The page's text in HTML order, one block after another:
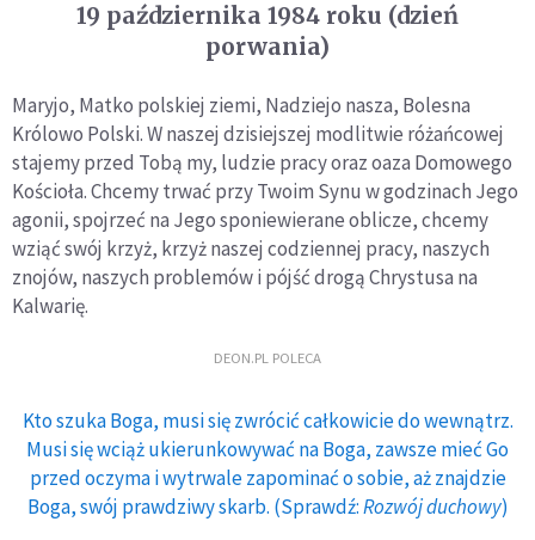
19 października 1984 roku (dzień
porwania)
Maryjo, Matko polskiej ziemi, Nadziejo nasza, Bolesna
Królowo Polski. W naszej dzisiejszej modlitwie różańcowej
stajemy przed Tobą my, ludzie pracy oraz oaza Domowego
Kościoła. Chcemy trwać przy Twoim Synu w godzinach Jego
agonii, spojrzeć na Jego sponiewierane oblicze, chcemy
wziąć swój krzyż, krzyż naszej codziennej pracy, naszych
znojów, naszych problemów i pójść drogą Chrystusa na
Kalwarię.
DEON.PL POLECA
Kto szuka Boga, musi się zwrócić całkowicie do wewnątrz.
Musi się wciąż ukierunkowywać na Boga, zawsze mieć Go
przed oczyma i wytrwale zapominać o sobie, aż znajdzie
Boga, swój prawdziwy skarb. (Sprawdź:Rozwój duchowy)